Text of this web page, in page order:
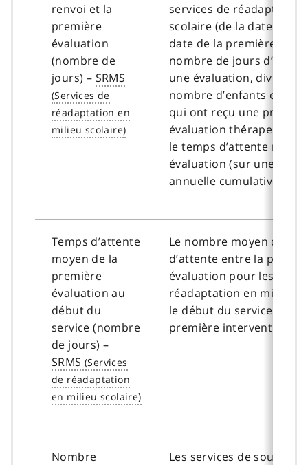
renvoi et la
première
évaluation
(nombre de
jours) – SRMS
services de réadaptation
scolaire (de la date de
date de la première
nombre de jours
une évaluation, divisé
nombre d’enfants et
qui ont reçu une
évaluation
le temps d’attente
évaluation (sur une
annuelle cumulative).
Temps d’attente
moyen de la
première
évaluation au
début du
service (nombre
de jours) –
SRMS
Le nombre moyen de
d’attente entre la
évaluation pour les
réadaptation en milieu
le début du service (date
première intervention
Nombre
Les services de soutien